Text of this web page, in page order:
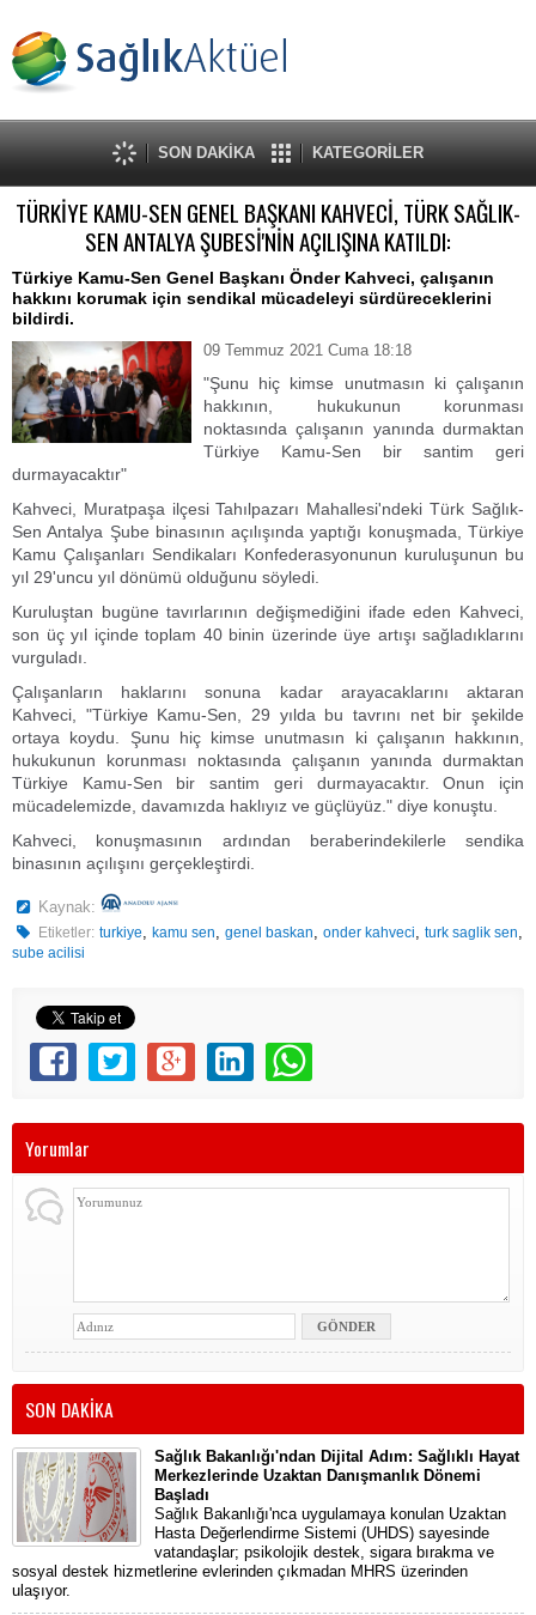
SON DAKİKA KATEGORİLER
TÜRKİYE KAMU-SEN GENEL BAŞKANI KAHVECİ, TÜRK SAĞLIK-
SEN ANTALYA ŞUBESİ'NİN AÇILIŞINA KATILDI:
Türkiye Kamu-Sen Genel Başkanı Önder Kahveci, çalışanın
hakkını korumak için sendikal mücadeleyi sürdüreceklerini
bildirdi.
09 Temmuz 2021 Cuma 18:18
"Şunu hiç kimse unutmasın ki çalışanın
hakkının, hukukunun korunması
noktasında çalışanın yanında durmaktan
Türkiye Kamu-Sen bir santim geri
durmayacaktır"
Kahveci, Muratpaşa ilçesi Tahılpazarı Mahallesi'ndeki Türk Sağlık-
Sen Antalya Şube binasının açılışında yaptığı konuşmada, Türkiye
Kamu Çalışanları Sendikaları Konfederasyonunun kuruluşunun bu
yıl 29'uncu yıl dönümü olduğunu söyledi.
Kuruluştan bugüne tavırlarının değişmediğini ifade eden Kahveci,
son üç yıl içinde toplam 40 binin üzerinde üye artışı sağladıklarını
vurguladı.
Çalışanların haklarını sonuna kadar arayacaklarını aktaran
Kahveci, "Türkiye Kamu-Sen, 29 yılda bu tavrını net bir şekilde
ortaya koydu. Şunu hiç kimse unutmasın ki çalışanın hakkının,
hukukunun korunması noktasında çalışanın yanında durmaktan
Türkiye Kamu-Sen bir santim geri durmayacaktır. Onun için
mücadelemizde, davamızda haklıyız ve güçlüyüz." diye konuştu.
Kahveci, konuşmasının ardından beraberindekilerle sendika
binasının açılışını gerçekleştirdi.
Kaynak:
Etiketler: turkiye,kamu sen,genel baskan,onder kahveci,turk saglik sen,
sube acilisi
Yorumlar
SON DAKİKA
Sağlık Bakanlığı'ndan Dijital Adım: Sağlıklı Hayat
Merkezlerinde Uzaktan Danışmanlık Dönemi
Başladı
Sağlık Bakanlığı'nca uygulamaya konulan Uzaktan
Hasta Değerlendirme Sistemi (UHDS) sayesinde
vatandaşlar; psikolojik destek, sigara bırakma ve
sosyal destek hizmetlerine evlerinden çıkmadan MHRS üzerinden
ulaşıyor.